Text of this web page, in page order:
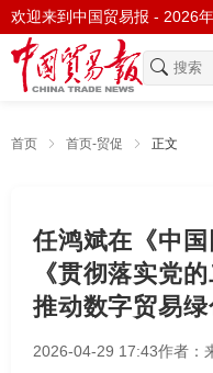
欢迎来到中国贸易报 - 2026
首页 首页-贸促 正文
任鸿斌在《中
《贯彻落实党
推动数字贸易绿
2026-04-29 17:43作者：